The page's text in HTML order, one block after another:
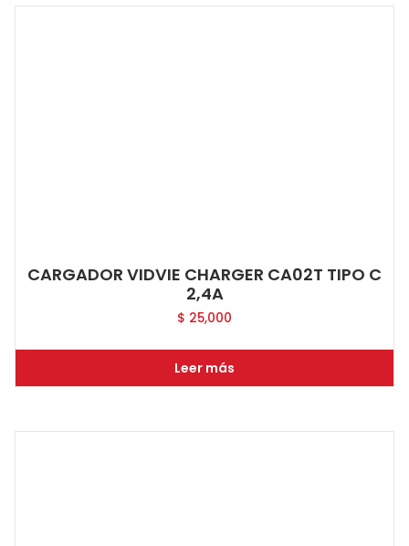
CARGADOR VIDVIE CHARGER CA02T TIPO C
2,4A
$ 25,000
Leer más